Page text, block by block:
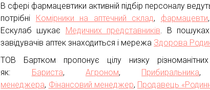
В сфері фармацевтики активній підбір персоналу
потрібні Комірники на аптечний склад, фармацевти
Ескулаб шукає Медичних представників. В
завідувачів аптек знаходиться і мережа Здорова
ТОВ Бартком пропонує цілу низку
як: Бариста, Агроном, Прибиральника
менеджера, Фінансовий менеджер, Продавець